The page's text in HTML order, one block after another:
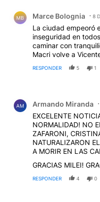
MB Marce Bolognia 8
La ciudad empeoró
inseguridad en
caminar con
Macri volve a
RESPONDER 5 1
AM Armando Miranda
EXCELENTE
NORMALIDAD! NO
ZAFARONI,
NATURALIZARON
A MORIR EN LAS
GRACIAS MILEI!
RESPONDER 4 0